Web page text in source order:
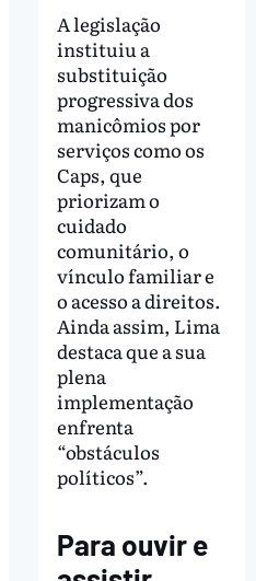
A legislação
instituiu a
substituição
progressiva dos
manicômios por
serviços como os
Caps, que
priorizam o
cuidado
comunitário, o
vínculo familiar e
o acesso a direitos.
Ainda assim, Lima
destaca que a sua
plena
implementação
enfrenta
“obstáculos
políticos”.
Para ouvir e